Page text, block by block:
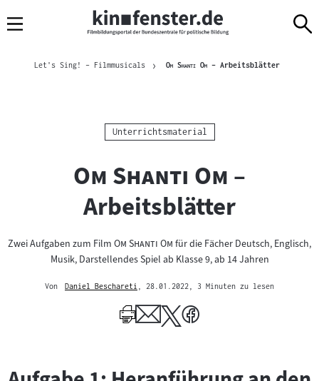
Navigation
zum
zur
Brotkrümelnavigation
Let's Sing! – Filmmusicals "
Om Shanti Om"– ArbeitsblätterAktuelle
Kategorie:
Unterrichtsmaterial
"
Om Shanti Om "
–
Arbeitsblätter
Zwei Aufgaben zum Film "
Om Shanti Om "für die Fächer Deutsch, Englisch,
Musik, Darstellendes Spiel ab Klasse 9, ab 14 Jahren
Von
Daniel Beschareti
Author
, 28.01.2022 , 3 Minuten zu lesen